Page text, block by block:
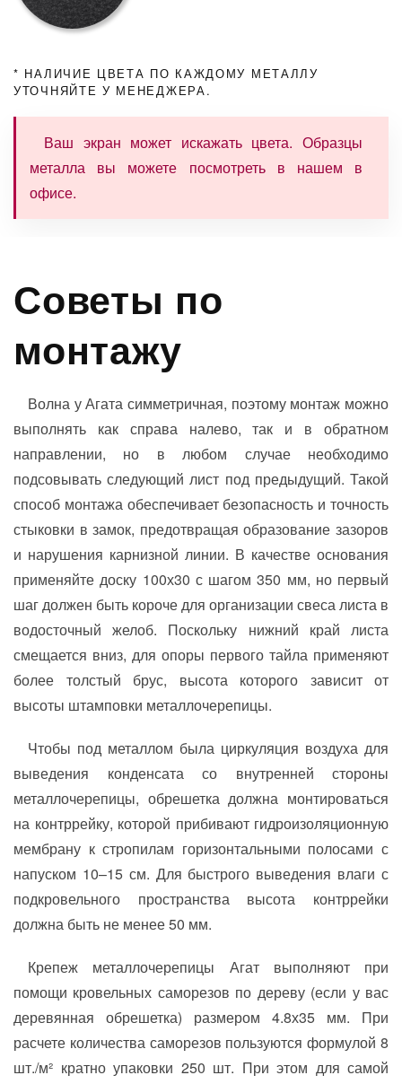
* НАЛИЧИЕ ЦВЕТА ПО КАЖДОМУ МЕТАЛЛУ
УТОЧНЯЙТЕ У МЕНЕДЖЕРА.
Ваш экран может искажать цвета. Образцы
металла вы можете посмотреть в нашем в
офисе.
Советы по
монтажу
Волна у Агата симметричная, поэтому монтаж можно
выполнять как справа налево, так и в обратном
направлении, но в любом случае необходимо
подсовывать следующий лист под предыдущий. Такой
способ монтажа обеспечивает безопасность и точность
стыковки в замок, предотвращая образование зазоров
и нарушения карнизной линии. В качестве основания
применяйте доску 100х30 с шагом 350 мм, но первый
шаг должен быть короче для организации свеса листа в
водосточный желоб. Поскольку нижний край листа
смещается вниз, для опоры первого тайла применяют
более толстый брус, высота которого зависит от
высоты штамповки металлочерепицы.
Чтобы под металлом была циркуляция воздуха для
выведения конденсата со внутренней стороны
металлочерепицы, обрешетка должна монтироваться
на контррейку, которой прибивают гидроизоляционную
мембрану к стропилам горизонтальными полосами с
напуском 10–15 см. Для быстрого выведения влаги с
подкровельного пространства высота контррейки
должна быть не менее 50 мм.
Крепеж металлочерепицы Агат выполняют при
помощи кровельных саморезов по дереву (если у вас
деревянная обрешетка) размером 4.8х35 мм. При
расчете количества саморезов пользуются формулой 8
шт./м² кратно упаковки 250 шт. При этом для самой